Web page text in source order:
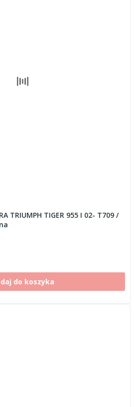
TRIUMPH TIGER 955 I 02- T709 /
do koszyka